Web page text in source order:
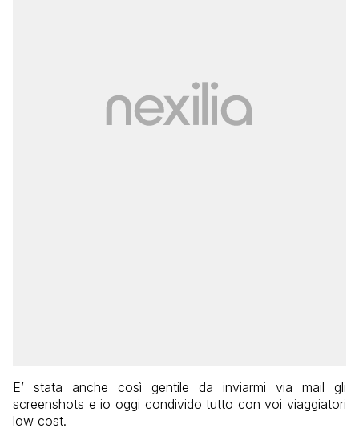
E’ stata anche così gentile da inviarmi via mail gli
screenshots e io oggi condivido tutto con voi viaggiatori
low cost.